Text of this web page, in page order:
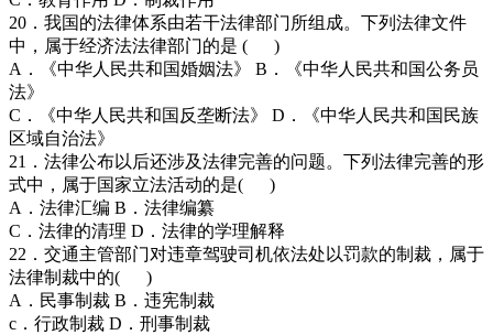
20．我国的法律体系由若干法律部门所组成。下列法律文件
中，属于经济法法律部门的是 ( )
A．《中华人民共和国婚姻法》 B．《中华人民共和国公务员
法》
C．《中华人民共和国反垄断法》 D．《中华人民共和国民族
区域自治法》
21．法律公布以后还涉及法律完善的问题。下列法律完善的形
式中，属于国家立法活动的是( )
A．法律汇编 B．法律编纂
C．法律的清理 D．法律的学理解释
22．交通主管部门对违章驾驶司机依法处以罚款的制裁，属于
法律制裁中的( )
A．民事制裁 B．违宪制裁
c．行政制裁 D．刑事制裁